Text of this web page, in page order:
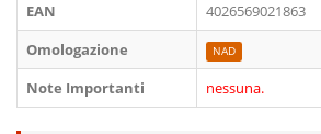
EAN
4026569021863
Omologazione
NAD
Note Importanti nessuna.